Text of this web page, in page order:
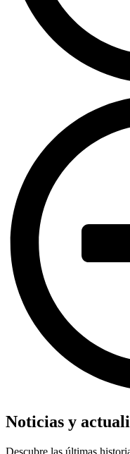
Noticias y
Descubre las últimas